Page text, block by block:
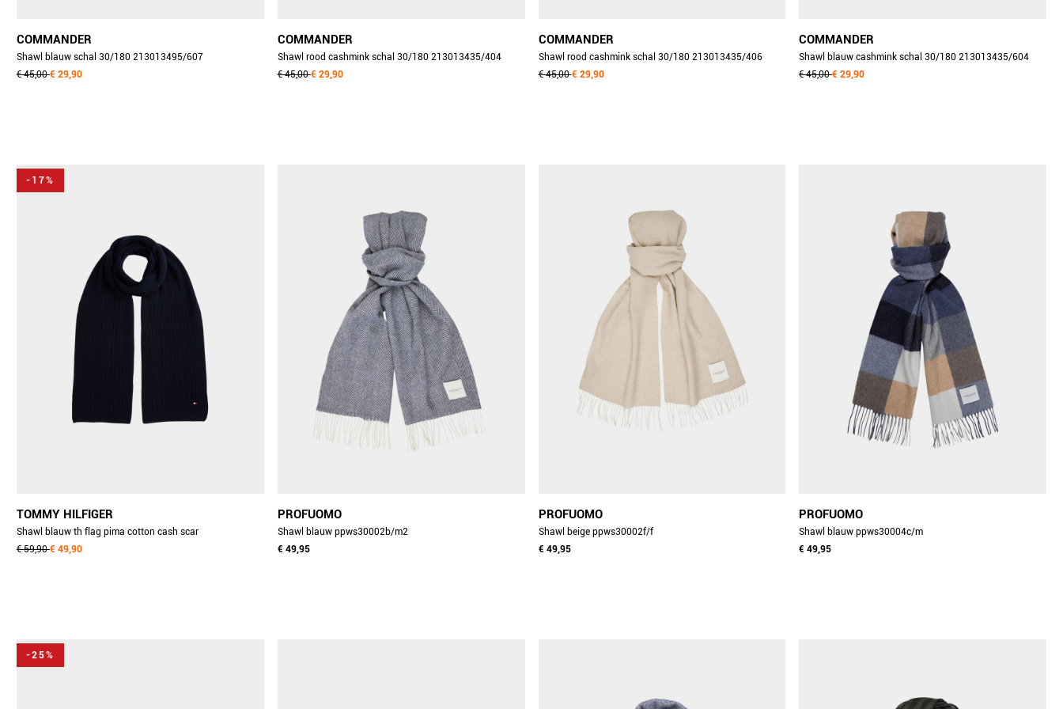
COMMANDER
Shawl blauw schal 30/180 213013495/607
€ 45,00€ 29,90
COMMANDER
Shawl rood cashmink schal 30/180 213013435/404
€ 45,00€ 29,90
COMMANDER
Shawl rood cashmink schal 30/180 213013435/406
€ 45,00€ 29,90
COMMANDER
Shawl blauw cashmink schal 30/180 213013435/604
€ 45,00€ 29,90
-17%
TOMMY HILFIGER
Shawl blauw th flag pima cotton cash scar
am0am12847/dw6
€ 59,90€ 49,90
PROFUOMO
Shawl blauw ppws30002b/m2
€ 49,95
PROFUOMO
Shawl beige ppws30002f/f
€ 49,95
PROFUOMO
Shawl blauw ppws30004c/m
€ 49,95
-25%